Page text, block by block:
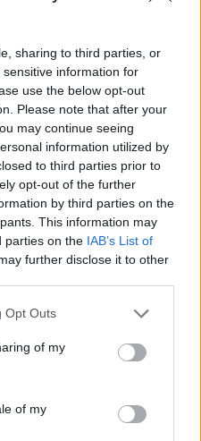
sharing to third parties, or
information for
use the below opt-out
Please note that after your
may continue seeing
information utilized by
to third parties prior to
opt-out of the further
by third parties on the
This information may
parties on the IAB’s List of
further disclose it to other
Opt Outs
of my
of my
Mantra
Titolare 0 - 0
Entrato 3 - 7%
Squalificato 0 - 0%
Inutilizzato